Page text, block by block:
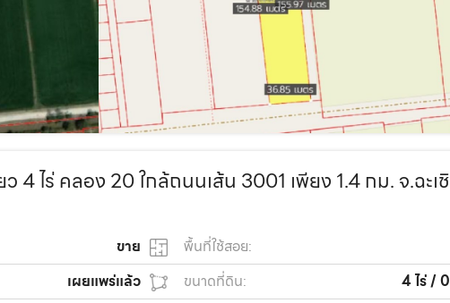
4 ไร่ คลอง 20 ใกล้ถนนเส้น 3001 เพียง 1.4 กม. จ.ฉะเชิ
ขาย
เผยแพร่แล้ว
พื้นที่ใช้สอย:
ขนาดที่ดิน:
4 ไร่ /